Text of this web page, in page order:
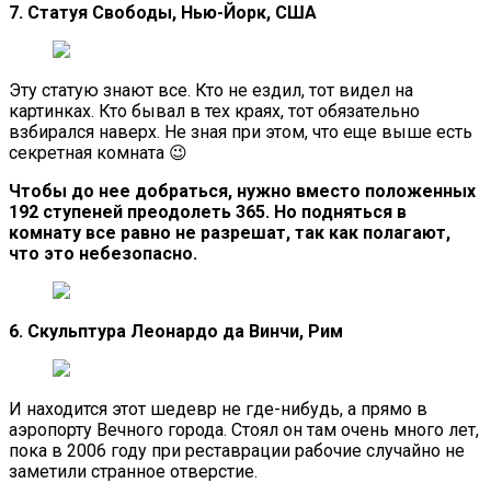
7. Статуя Свободы, Нью-Йорк, США
Эту статую знают все. Кто не ездил, тот видел на
картинках. Кто бывал в тех краях, тот обязательно
взбирался наверх. Не зная при этом, что еще выше есть
секретная комната 😉
Чтобы до нее добраться, нужно вместо положенных
192 ступеней преодолеть 365. Но подняться в
комнату все равно не разрешат, так как полагают,
что это небезопасно.
6. Скульптура Леонардо да Винчи, Рим
И находится этот шедевр не где-нибудь, а прямо в
аэропорту Вечного города. Стоял он там очень много лет,
пока в 2006 году при реставрации рабочие случайно не
заметили странное отверстие.